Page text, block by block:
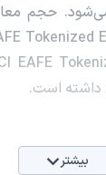
بیشتر